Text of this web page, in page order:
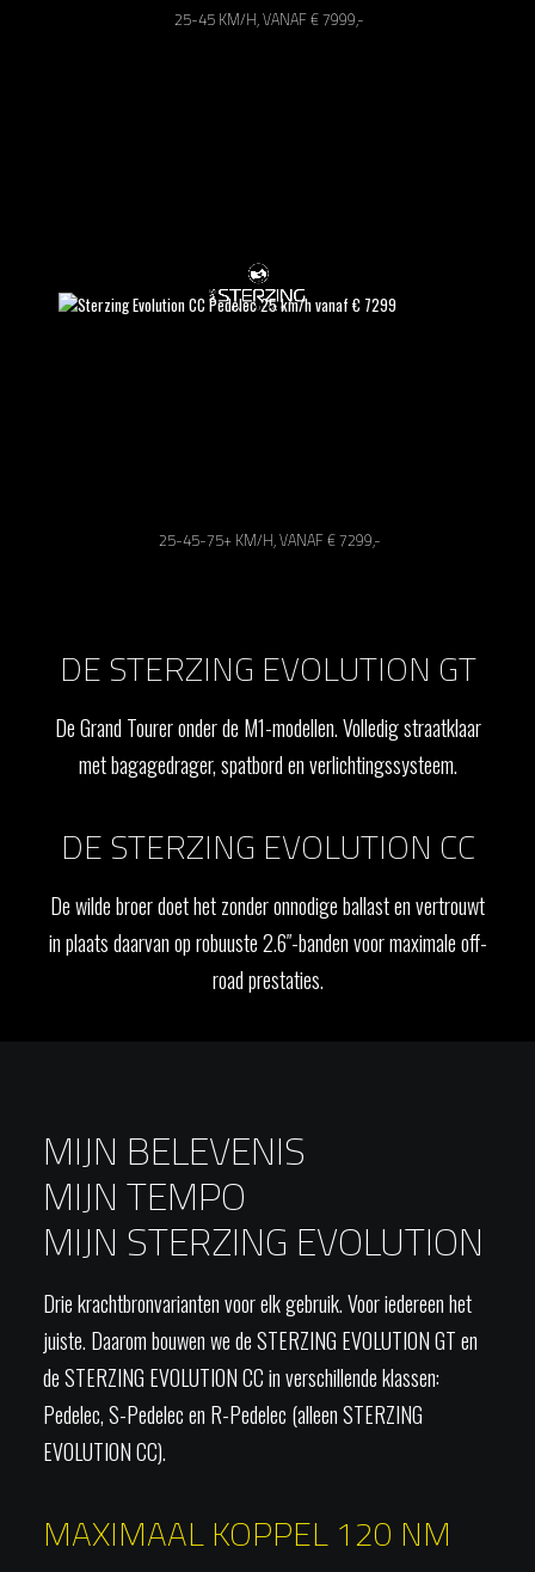
25-45 KM/H, VANAF € 7999,-
25-45-75+ KM/H, VANAF € 7299,-
DE STERZING EVOLUTION GT
De Grand Tourer onder de M1-modellen. Volledig straatklaar
met bagagedrager, spatbord en verlichtingssysteem.
DE STERZING EVOLUTION CC
De wilde broer doet het zonder onnodige ballast en vertrouwt
in plaats daarvan op robuuste 2.6″-banden voor maximale off-
road prestaties.
MIJN BELEVENIS
MIJN TEMPO
MIJN STERZING EVOLUTION
Drie krachtbronvarianten voor elk gebruik. Voor iedereen het
juiste. Daarom bouwen we de STERZING EVOLUTION GT en
de STERZING EVOLUTION CC in verschillende klassen:
Pedelec, S-Pedelec en R-Pedelec (alleen STERZING
EVOLUTION CC).
MAXIMAAL KOPPEL 120 NM